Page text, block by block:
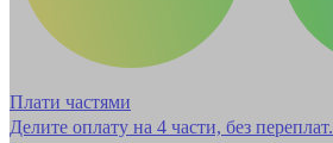
Плати частями
Делите оплату на 4 части, без переплат.